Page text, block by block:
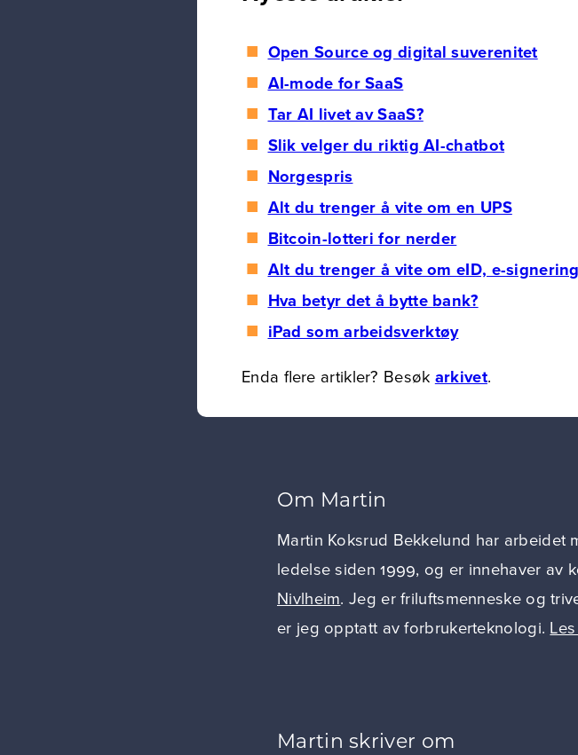
Open Source og digital suverenitet
AI-mode for SaaS
Tar AI livet av SaaS?
Slik velger du riktig AI-chatbot
Norgespris
Alt du trenger å vite om en UPS
Bitcoin-lotteri for nerder
Alt du trenger å vite om eID, e-
Hva betyr det å bytte bank?
iPad som arbeidsverktøy
Enda flere artikler? Besøk arkivet.
Om Martin
Martin Koksrud Bekkelund har arbeidet
ledelse siden 1999, og er innehaver av
Nivlheim. Jeg er friluftsmenneske og
er jeg opptatt av forbrukerteknologi.
Martin skriver om